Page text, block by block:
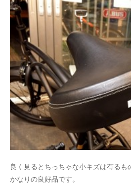
良く見るとちっちゃな小キズは有る
かなりの良好品です。